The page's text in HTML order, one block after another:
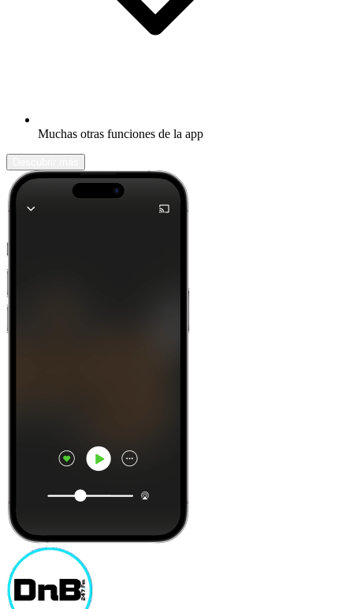
Muchas otras funciones de la app